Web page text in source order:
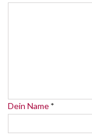
Dein Name *